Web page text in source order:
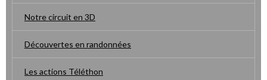
Notre circuit en 3D
Découvertes en randonnées
Les actions Téléthon